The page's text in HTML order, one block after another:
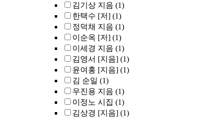
김기상 지음 (1)
한택수 [저] (1)
정덕채 지음 (1)
이순옥 [저] (1)
이세경 지음 (1)
김영서 [지음] (1)
윤여홍 [지음] (1)
김 순일 (1)
우진용 지음 (1)
이정노 시집 (1)
김상경 [지음] (1)